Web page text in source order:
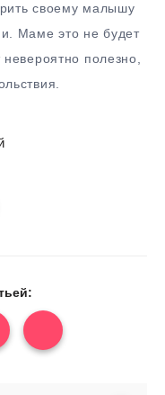
своему малышу
Маме это не будет
полезно,